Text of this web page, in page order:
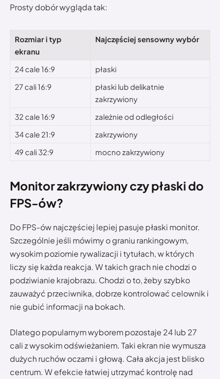
Prosty dobór wygląda tak:
Rozmiar i typ
ekranu
Najczęściej sensowny wybór
24 cale 16:9
płaski
27 cali 16:9
płaski lub delikatnie
zakrzywiony
32 cale 16:9
zależnie od odległości
34 cale 21:9
zakrzywiony
49 cali 32:9
mocno zakrzywiony
Monitor zakrzywiony czy płaski do
FPS-ów?
Do FPS-ów najczęściej lepiej pasuje płaski monitor.
Szczególnie jeśli mówimy o graniu rankingowym,
wysokim poziomie rywalizacji i tytułach, w których
liczy się każda reakcja. W takich grach nie chodzi o
podziwianie krajobrazu. Chodzi o to, żeby szybko
zauważyć przeciwnika, dobrze kontrolować celownik i
nie gubić informacji na bokach.
Dlatego popularnym wyborem pozostaje 24 lub 27
cali z wysokim odświeżaniem. Taki ekran nie wymusza
dużych ruchów oczami i głową. Cała akcja jest blisko
centrum. W efekcie łatwiej utrzymać kontrolę nad